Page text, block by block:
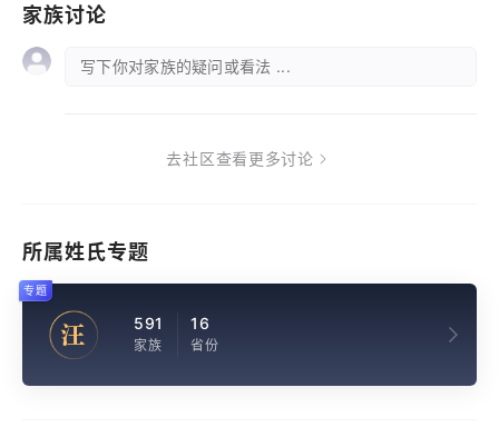
家族讨论
写下你对家族的疑问或看法 ...
去社区查看更多讨论
所属姓氏专题
汪 591
家族
16
省份
专题